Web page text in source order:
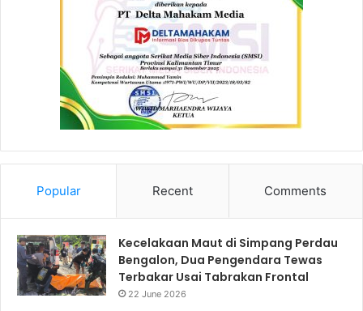
Popular Recent Comments
Kecelakaan Maut di Simpang Perdau
Bengalon, Dua Pengendara Tewas
Terbakar Usai Tabrakan Frontal
22 June 2026